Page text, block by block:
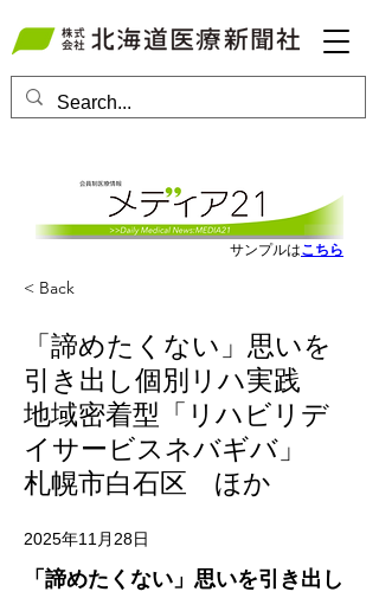
サンプルはこちら
< Back
「諦めたくない」思いを
引き出し個別リハ実践
地域密着型「リハビリデ
イサービスネバギバ」
札幌市白石区 ほか
2025年11月28日
「諦めたくない」思いを引き出し